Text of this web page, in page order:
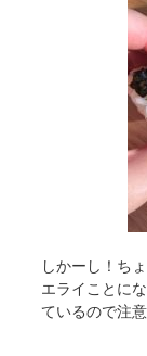
しかーし！ち
エライことに
ているので注意